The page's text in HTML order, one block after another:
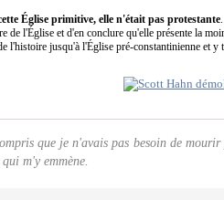
Église primitive, elle n'était pas protestante
de l'Église et d'en conclure qu'elle présente la
l'histoire jusqu'à l'Église pré-constantinienne et y
que je n'avais pas besoin de
qui m'y emmène.